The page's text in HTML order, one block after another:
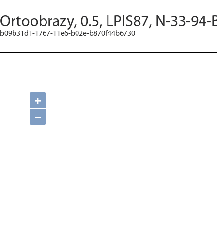
Ortoobrazy, 0.5, LPIS87, N-33-94-
b09b31d1-1767-11e6-b02e-b870f44b6730
+
−